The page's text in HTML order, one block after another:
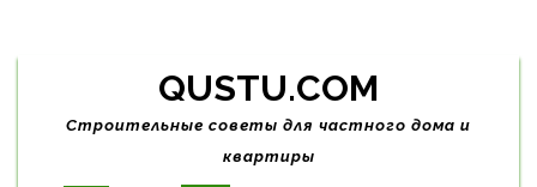
Skip
content
QUSTU.COM
Строительные советы для частного дома и
квартиры